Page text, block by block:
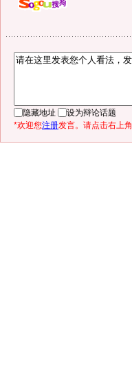
隐藏地址
设为辩论话题
*欢迎您注册发言。请点击右上角